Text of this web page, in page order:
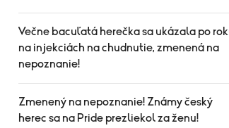
Večne bacuľatá herečka sa ukázala po
na injekciách na chudnutie, zmenená na
nepoznanie!
Zmenený na nepoznanie! Známy český
herec sa na Pride prezliekol za ženu!